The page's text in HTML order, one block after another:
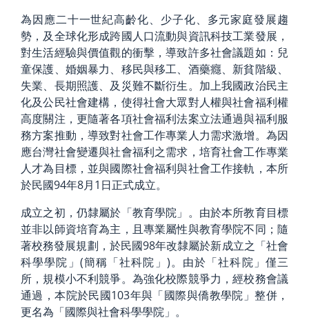
為因應二十一世紀高齡化、少子化、多元家庭發展趨
勢，及全球化形成跨國人口流動與資訊科技工業發展，
對生活經驗與價值觀的衝擊，導致許多社會議題如：兒
童保護、婚姻暴力、移民與移工、酒藥癮、新貧階級、
失業、長期照護、及災難不斷衍生。加上我國政治民主
化及公民社會建構，使得社會大眾對人權與社會福利權
高度關注，更隨著各項社會福利法案立法通過與福利服
務方案推動，導致對社會工作專業人力需求激增。為因
應台灣社會變遷與社會福利之需求，培育社會工作專業
人才為目標，並與國際社會福利與社會工作接軌，本所
於民國94年8月1日正式成立。
成立之初，仍隸屬於「教育學院」。由於本所教育目標
並非以師資培育為主，且專業屬性與教育學院不同；隨
著校務發展規劃，於民國98年改隸屬於新成立之「社會
科學學院」(簡稱「社科院」)。由於「社科院」僅三
所，規模小不利競爭。為強化校際競爭力，經校務會議
通過，本院於民國103年與「國際與僑教學院」整併，
更名為「國際與社會科學學院」。